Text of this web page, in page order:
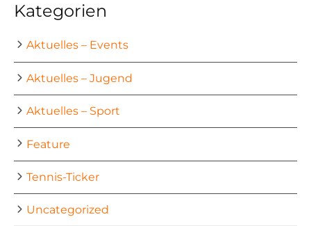
Kategorien
Aktuelles – Events
Aktuelles – Jugend
Aktuelles – Sport
Feature
Tennis-Ticker
Uncategorized